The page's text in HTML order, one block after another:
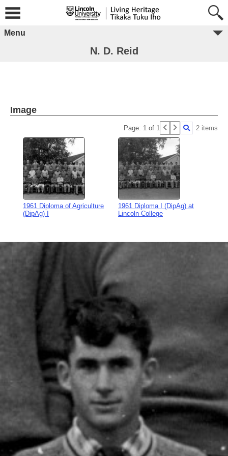
Menu
N. D. Reid
Image
Page: 1 of 1 2 items
1961 Diploma of Agriculture
(DipAg) I
1961 Diploma I (DipAg) at
Lincoln College